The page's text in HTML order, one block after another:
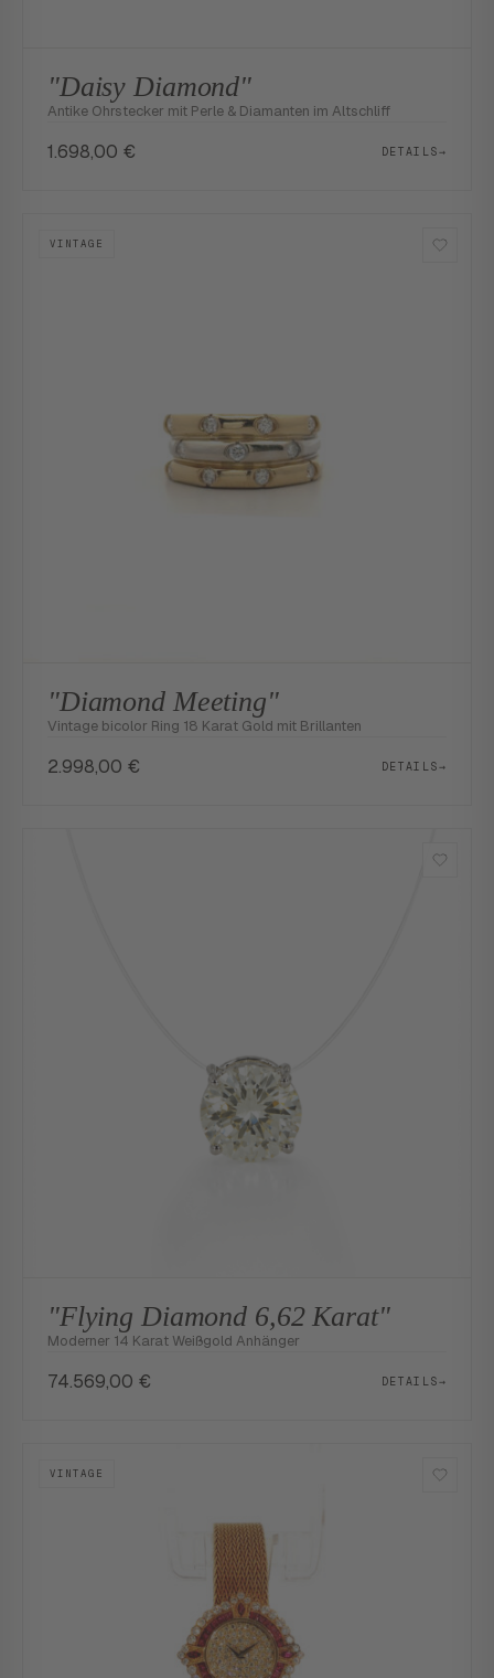
"Daisy Diamond"
Antike Ohrstecker mit Perle & Diamanten im Altschliff
1.698,00 € DETAILS→
VINTAGE
"Diamond Meeting"
Vintage bicolor Ring 18 Karat Gold mit Brillanten
2.998,00 € DETAILS→
"Flying Diamond 6,62 Karat"
Moderner 14 Karat Weißgold Anhänger
74.569,00 € DETAILS→
VINTAGE